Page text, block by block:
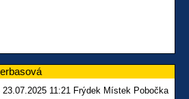
23.07.2025 11:21 Frýdek Místek Pobočka